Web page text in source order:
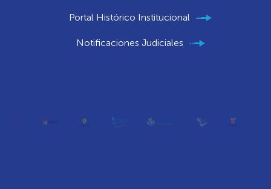
Portal Histórico Institucional
Notificaciones Judiciales